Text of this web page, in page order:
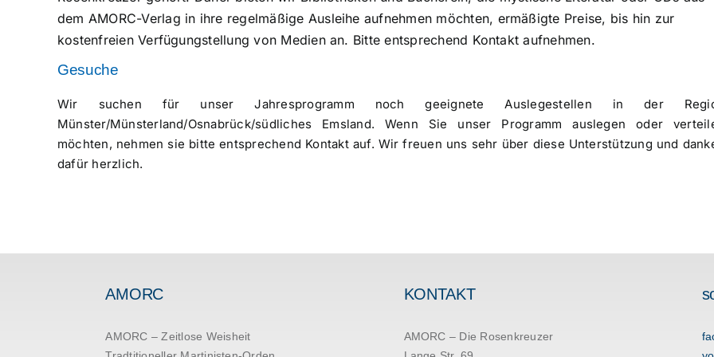
dem AMORC-Verlag in ihre regelmäßige Ausleihe aufnehmen möchten, ermäßigte Preise, bis hin zur
kostenfreien Verfügungstellung von Medien an. Bitte entsprechend Kontakt aufnehmen.
Gesuche
Wir suchen für unser Jahresprogramm noch geeignete Auslegestellen in der
Münster/Münsterland/Osnabrück/südliches Emsland. Wenn Sie unser Programm auslegen oder
möchten, nehmen sie bitte entsprechend Kontakt auf. Wir freuen uns sehr über diese Unterstützung und
dafür herzlich.
AMORC
AMORC – Zeitlose Weisheit
KONTAKT
AMORC – Die Rosenkreuzer